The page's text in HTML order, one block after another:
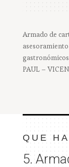
Armado de
PAUL –
QUE
5.